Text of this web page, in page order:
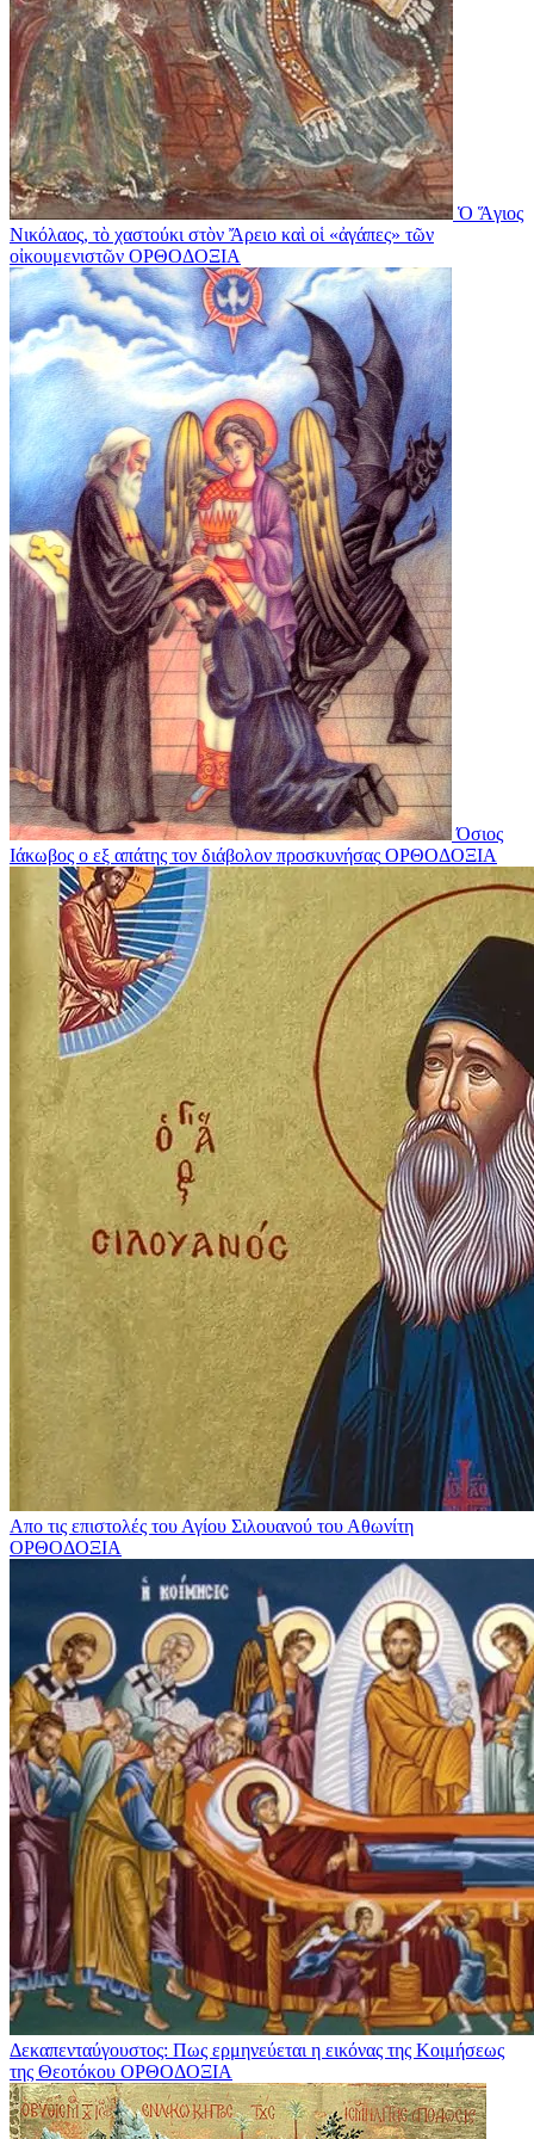
Ὁ Ἅγιος
Νικόλαος, τὸ χαστούκι στὸν Ἄρειο καὶ οἱ «ἀγάπες» τῶν
οἰκουμενιστῶν ΟΡΘΟΔΟΞΙΑ
Όσιος
Ιάκωβος ο εξ απάτης τον διάβολον προσκυνήσας ΟΡΘΟΔΟΞΙΑ
Απο τις επιστολές του Αγίου Σιλουανού του Αθωνίτη
ΟΡΘΟΔΟΞΙΑ
Δεκαπενταύγουστος: Πως ερμηνεύεται η εικόνας της Κοιμήσεως
της Θεοτόκου ΟΡΘΟΔΟΞΙΑ